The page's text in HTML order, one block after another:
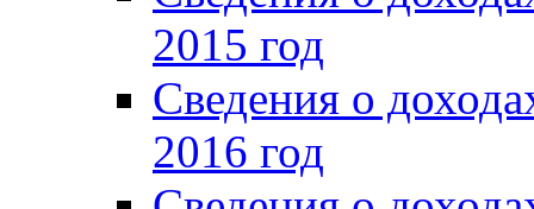
2015 год
Сведения о
2016 год